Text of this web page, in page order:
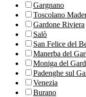
Gargnano
Toscolano
Gardone Riviera
Salò
San Felice del
Manerba del
Moniga del
Padenghe sul
Venezia
Burano